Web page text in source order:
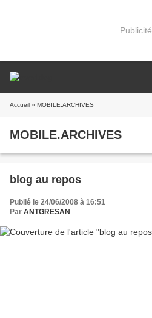
Publicité
Accueil » MOBILE.ARCHIVES
MOBILE.ARCHIVES
blog au repos
Publié le 24/06/2008 à 16:51
Par ANTGRESAN